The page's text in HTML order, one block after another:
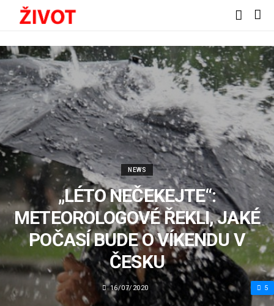
NEWS
„LÉTO NEČEKEJTE“:
METEOROLOGOVÉ ŘEKLI, JAKÉ
POČASÍ BUDE O VÍKENDU V
ČESKU
16/07/2020 5